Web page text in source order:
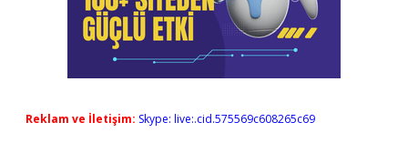
Reklam ve İletişim: Skype: live:.cid.575569c608265c69